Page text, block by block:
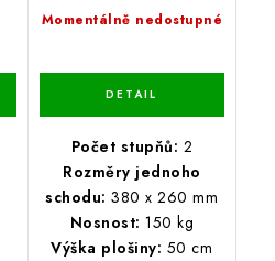
Momentálně nedostupné
Počet stupňů: 2
Rozměry jednoho
schodu: 380 x 260 mm
Nosnost: 150 kg
Výška plošiny: 50 cm